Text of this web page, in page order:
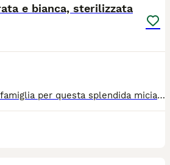
e bianca, sterilizzata
Cerchiamo una nuova famiglia per questa splendida micia nata nel 2020. È sterilizzata, gode di ottima salute ed è una gatta intelligente e affettuosa. È abituata alla vita in casa, va d'accordo con i cani e ha sempre convissuto con i bambini. Purtroppo, a causa di un cambiamento importante nella nostra situazione familiare, ci siamo resi conto di non riuscire più a garantirle l'ambiente e le attenzioni che merita. Per questo, con grande dispiacere, abbiamo deciso di cercarle una casa dove possa essere serena e ricevere tutto l'affetto di cui ha bisogno. Cerchiamo una famiglia responsabile, amante degli animali, che la accolga come un membro della famiglia e le regali una vita piena di coccole e tranquillità. Per maggiori informazioni o per conoscerla, contattatemi in privato. Solo adozione responsabile.